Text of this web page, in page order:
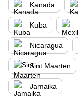
Kanada
Kuba
Nicaragua
Sint Maarten
Jamaika